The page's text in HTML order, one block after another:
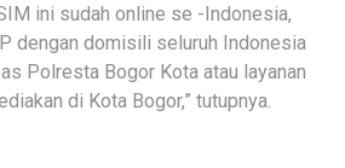
ini sudah online se -Indonesia,
dengan domisili seluruh Indonesia
Polresta Bogor Kota atau layanan
di Kota Bogor,” tutupnya.